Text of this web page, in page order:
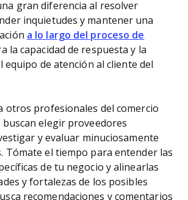
gran diferencia al resolver
inquietudes y mantener una
a lo largo del proceso de
la capacidad de respuesta y la
equipo de atención al cliente del
otros profesionales del comercio
elegir proveedores
y evaluar minuciosamente
Tómate el tiempo para entender las
de tu negocio y alinearlas
y fortalezas de los posibles
recomendaciones y comentarios